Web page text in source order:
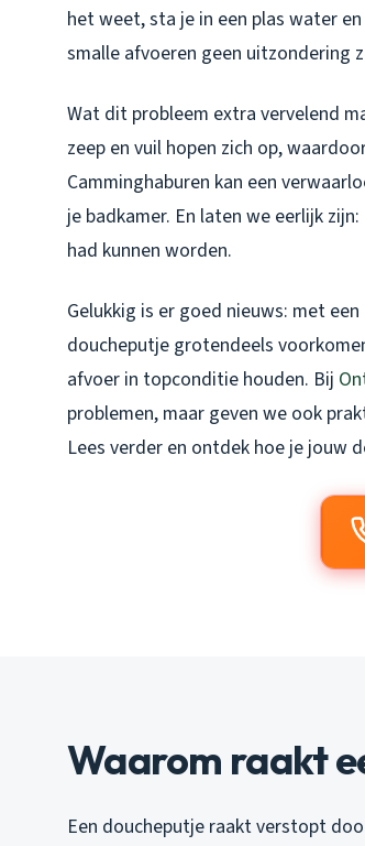
het weet, sta je in een plas water
smalle afvoeren geen uitzondering
Wat dit probleem extra vervelend
zeep en vuil hopen zich op,
Camminghaburen kan een
je badkamer. En laten we eerlijk
had kunnen worden.
Gelukkig is er goed nieuws: met
doucheputje grotendeels
afvoer in topconditie houden. Bij
problemen, maar geven we ook
Lees verder en ontdek hoe je jouw
Waarom raakt
Een doucheputje raakt verstopt